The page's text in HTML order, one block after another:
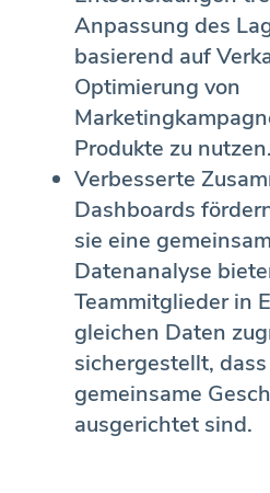
Anpassung des
basierend auf
Optimierung von
Produkte zu nutzen.
Verbesserte
Dashboards
sie eine
Datenanalyse
Teammitglieder in
gleichen Daten
sichergestellt,
gemeinsame
ausgerichtet sind.